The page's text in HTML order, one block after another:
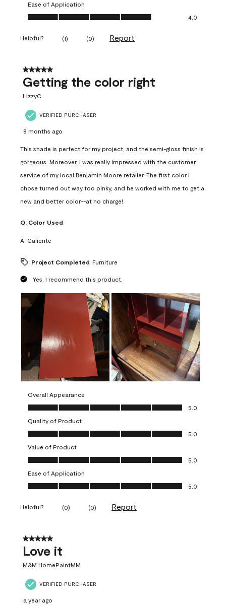
Ease of Application
Ease of Application, 4.0 out of 5
4.0
Helpful? (1) (0) Report
5 out of 5 stars.
Getting the color right
LizzyC
VERIFIED PURCHASER
8 months ago
This shade is perfect for my project, and the semi-gloss finish is
gorgeous. Moreover, I was really impressed with the customer
service of my local Benjamin Moore retailer. The first color I
chose turned out way too pinky, and he worked with me to get a
new and better color--at no charge!
Q: Color Used
A: Caliente
Project Completed Furniture
Yes, I recommend this product.
Overall Appearance
Overall Appearance, 5.0 out of 5
5.0
Quality of Product
Quality of Product, 5.0 out of 5
5.0
Value of Product
Value of Product, 5.0 out of 5
5.0
Ease of Application
Ease of Application, 5.0 out of 5
5.0
Helpful? (0) (0) Report
5 out of 5 stars.
Love it
M&M HomePaintMM
VERIFIED PURCHASER
a year ago